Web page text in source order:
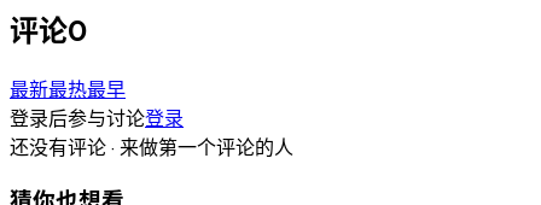
评论0
最新最热最早
登录后参与讨论登录
还没有评论 · 来做第一个评论的人